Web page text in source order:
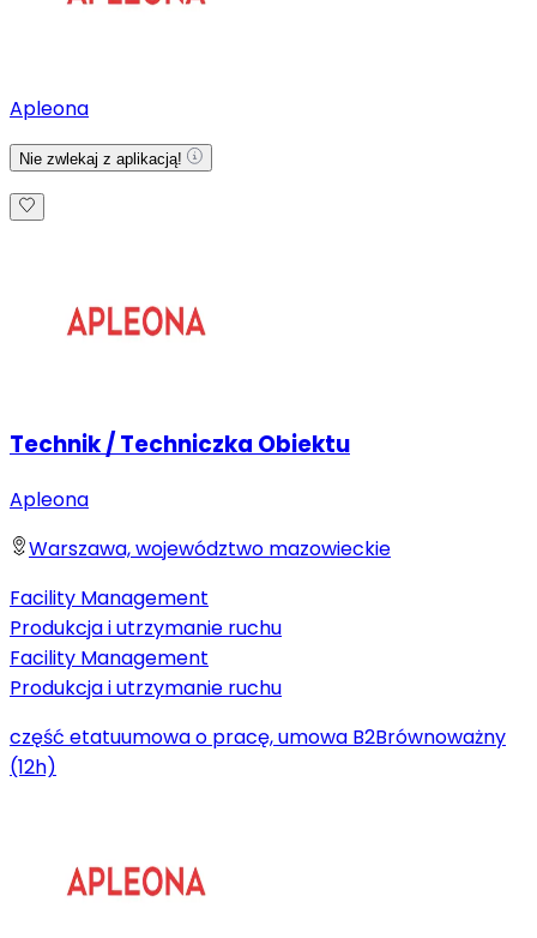
Apleona
Nie zwlekaj z aplikacją!
Technik / Techniczka Obiektu
Apleona
Warszawa, województwo mazowieckie
Facility Management
Produkcja i utrzymanie ruchu
Facility Management
Produkcja i utrzymanie ruchu
część etatuumowa o pracę, umowa B2Brównoważny
(12h)